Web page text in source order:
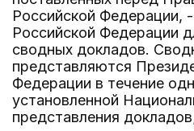
Российской Федерации,
Российской Федерации
сводных докладов.
представляются
Федерации в течение
установленной
представления